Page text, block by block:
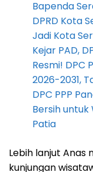
Bapenda
DPRD Kota
Jadi Kota
Kejar PAD,
Resmi! DPC
2026-2031,
DPC PPP
Bersih
Patia
Lebih lanjut
kunjungan